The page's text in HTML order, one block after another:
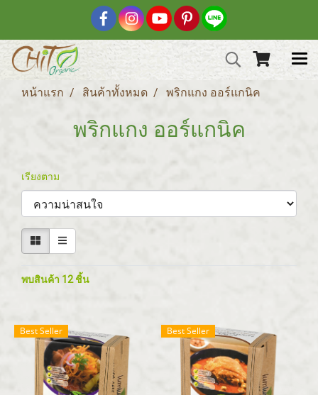
หน้าแรก สินค้าทั้งหมด พริกแกง ออร์แกนิค
พริกแกง ออร์แกนิค
เรียงตาม
พบสินค้า 12 ชิ้น
Best Seller Best Seller